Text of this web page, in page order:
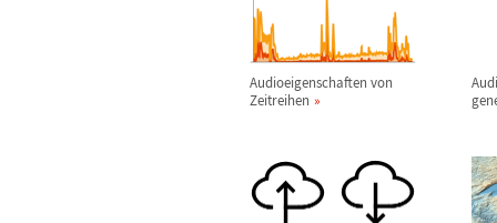
Audioeigenschaften von
Zeitreihen